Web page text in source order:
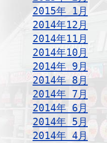
2015年 1月
2014年12月
2014年11月
2014年10月
2014年 9月
2014年 8月
2014年 7月
2014年 6月
2014年 5月
2014年 4月